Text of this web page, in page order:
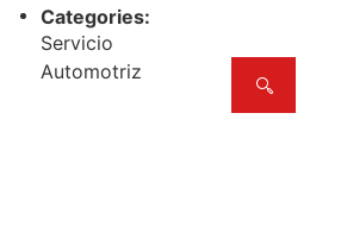
Categories:
Servicio
Automotriz